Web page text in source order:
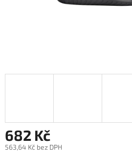
682 Kč
563,64 Kč bez DPH